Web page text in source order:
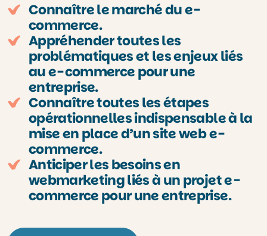
Connaître le marché du e-
commerce.
Appréhender toutes les
problématiques et les enjeux liés
au e-commerce pour une
entreprise.
Connaître toutes les étapes
opérationnelles indispensable à la
mise en place d’un site web e-
commerce.
Anticiper les besoins en
webmarketing liés à un projet e-
commerce pour une entreprise.